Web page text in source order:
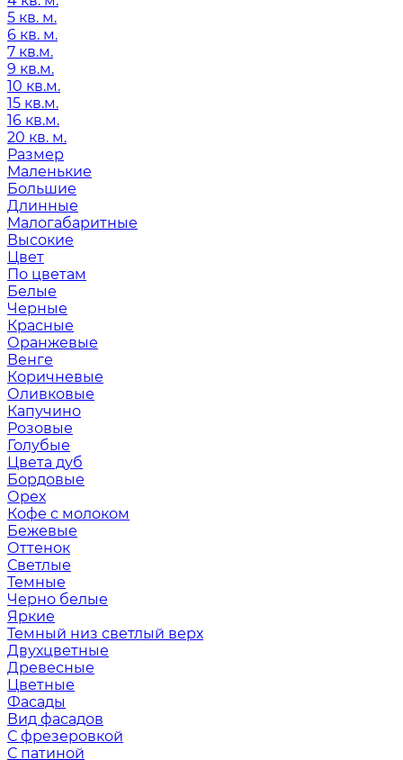
5 кв. м.
6 кв. м.
7 кв.м.
9 кв.м.
10 кв.м.
15 кв.м.
16 кв.м.
20 кв. м.
Размер
Маленькие
Большие
Длинные
Малогабаритные
Высокие
Цвет
По цветам
Белые
Черные
Красные
Оранжевые
Венге
Коричневые
Оливковые
Капучино
Розовые
Голубые
Цвета дуб
Бордовые
Орех
Кофе с молоком
Бежевые
Оттенок
Светлые
Темные
Черно белые
Яркие
Темный низ светлый верх
Двухцветные
Древесные
Цветные
Фасады
Вид фасадов
С фрезеровкой
С патиной